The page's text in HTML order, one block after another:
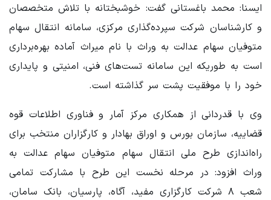
ایسنا: محمد باغستانی گفت: خوشبختانه با تلاش متخصصان
و کارشناسان شرکت سپرده‌گذاری مرکزی، سامانه انتقال سهام
متوفیان سهام عدالت به وراث با نام میراث آماده بهره‌برداری
است به طوریکه این سامانه تست‌های فنی، امنیتی و پایداری
خود را با موفقیت پشت سر گذاشته است.
وی با قدردانی از همکاری مرکز آمار و فناوری اطلاعات قوه
قضاییه، سازمان بورس و اوراق بهادار و کارگزاران منتخب برای
راه‌اندازی طرح ملی انتقال سهام متوفیان سهام عدالت به
وراث افزود: در مرحله نخست این طرح با مشارکت تمامی
شعب ۸ شرکت کارگزاری مفید، آگاه، پارسیان، بانک سامان،